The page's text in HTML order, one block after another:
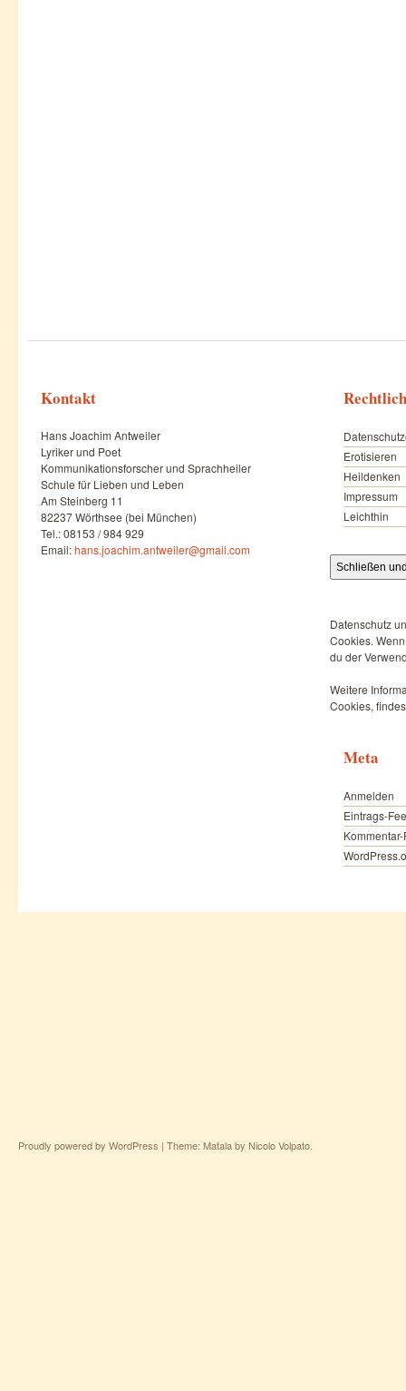
Kontakt
Hans Joachim Antweiler
Lyriker und Poet
Kommunikationsforscher und Sprachheiler
Schule für Lieben und Leben
Am Steinberg 11
82237 Wörthsee (bei München)
Tel.: 08153 / 984 929
Email:hans.joachim.antweiler@gmail.com
Erotisieren
Heildenken
Impressum
Leichthin
Datenschutz
Cookies.
du der
Weitere
Cookies,
Meta
Anmelden
Eintrags-
Proudly powered by WordPress | Theme: Matala by Nicolo Volpato.